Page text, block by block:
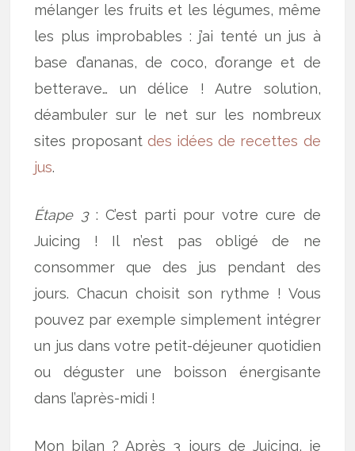
mélanger les fruits et les légumes, même
les plus improbables : j’ai tenté un jus à
base d’ananas, de coco, d’orange et de
betterave… un délice ! Autre solution,
déambuler sur le net sur les nombreux
sites proposant des idées de recettes de
jus.
Étape 3: C’est parti pour votre cure de
Juicing ! Il n’est pas obligé de ne
consommer que des jus pendant des
jours. Chacun choisit son rythme ! Vous
pouvez par exemple simplement intégrer
un jus dans votre petit-déjeuner quotidien
ou déguster une boisson énergisante
dans l’après-midi !
Mon bilan ? Après 3 jours de Juicing, je